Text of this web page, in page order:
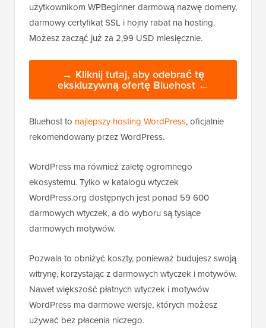
użytkownikom WPBeginner darmową nazwę domeny,
darmowy certyfikat SSL i hojny rabat na hosting.
Możesz zacząć już za 2,99 USD miesięcznie.
→ Kliknij tutaj, aby odebrać tę
ekskluzywną ofertę Bluehost ←
Bluehost to najlepszy hosting WordPress, oficjalnie
rekomendowany przez WordPress.
WordPress ma również zaletę ogromnego
ekosystemu. Tylko w katalogu wtyczek
WordPress.org dostępnych jest ponad 59 600
darmowych wtyczek, a do wyboru są tysiące
darmowych motywów.
Pozwala to obniżyć koszty, ponieważ budujesz swoją
witrynę, korzystając z darmowych wtyczek i motywów.
Nawet większość płatnych wtyczek i motywów
WordPress ma darmowe wersje, których możesz
używać bez płacenia niczego.